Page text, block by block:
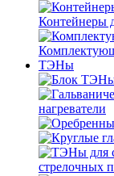
Контейнеры
ТЭНы
нагреватели
стрелочных